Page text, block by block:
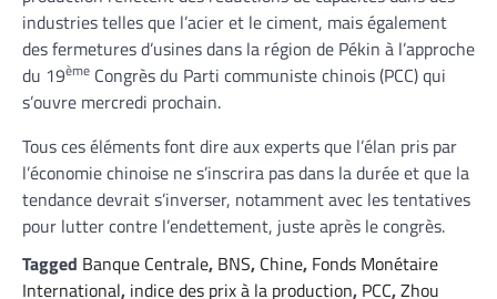
industries telles que l’acier et le ciment, mais également
des fermetures d’usines dans la région de Pékin à l’approche
du 19ème Congrès du Parti communiste chinois (PCC) qui
s’ouvre mercredi prochain.
Tous ces éléments font dire aux experts que l’élan pris par
l’économie chinoise ne s’inscrira pas dans la durée et que la
tendance devrait s’inverser, notamment avec les tentatives
pour lutter contre l’endettement, juste après le congrès.
Tagged Banque Centrale, BNS, Chine, Fonds Monétaire
International, indice des prix à la production, PCC,Zhou